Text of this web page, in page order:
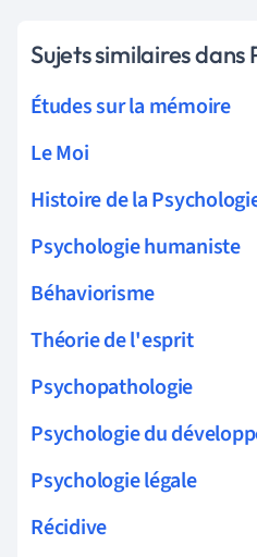
Sujets similaires dans
Études sur la mémoire
Le Moi
Histoire de la
Psychologie humaniste
Béhaviorisme
Théorie de l'esprit
Psychopathologie
Psychologie du
Psychologie légale
Récidive